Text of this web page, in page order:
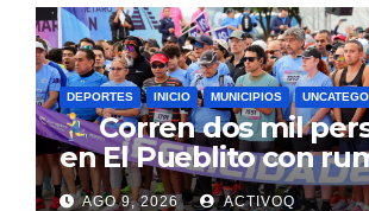
DEPORTES INICIO MUNICIPIOS
Corren dos mil
en El Pueblito con
Querétaro Maratón
AGO 9, 2026 ACTIVOQ